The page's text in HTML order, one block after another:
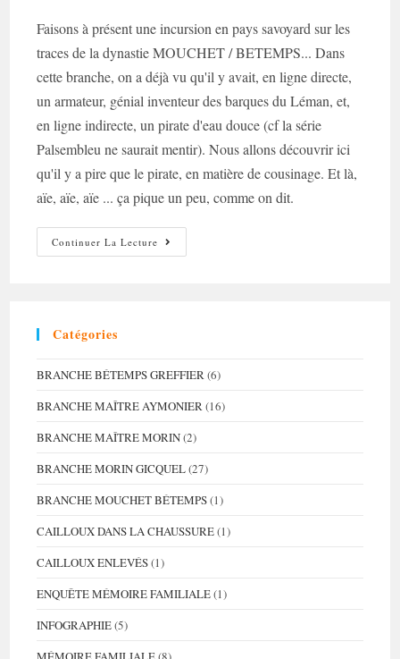
Faisons à présent une incursion en pays savoyard sur les
traces de la dynastie MOUCHET / BETEMPS... Dans
cette branche, on a déjà vu qu'il y avait, en ligne directe,
un armateur, génial inventeur des barques du Léman, et,
en ligne indirecte, un pirate d'eau douce (cf la série
Palsembleu ne saurait mentir). Nous allons découvrir ici
qu'il y a pire que le pirate, en matière de cousinage. Et là,
aïe, aïe, aïe ... ça pique un peu, comme on dit.
Continuer La Lecture On
Ne
Catégories
BRANCHE BÉTEMPS GREFFIER(6)
BRANCHE MAÎTRE AYMONIER(16)
BRANCHE MAÎTRE MORIN(2)
BRANCHE MORIN GICQUEL(27)
BRANCHE MOUCHET BÉTEMPS(1)
CAILLOUX DANS LA CHAUSSURE(1)
CAILLOUX ENLEVÉS(1)
ENQUÊTE MÉMOIRE FAMILIALE(1)
INFOGRAPHIE(5)